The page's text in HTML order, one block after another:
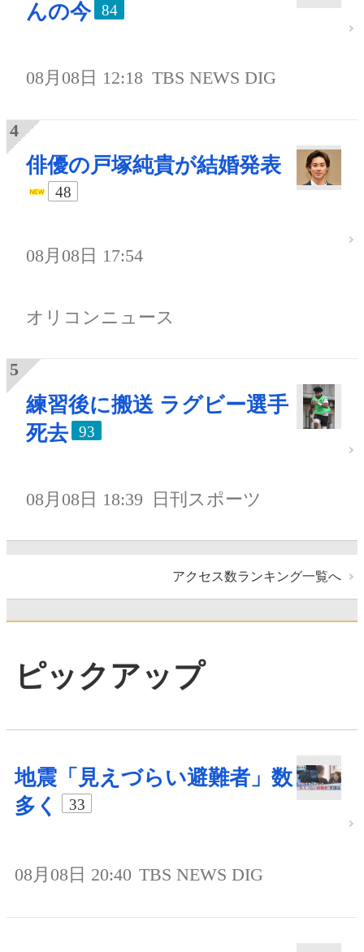
んの今 84
08月08日 12:18 TBS NEWS DIG
俳優の戸塚純貴が結婚発表
48
08月08日 17:54
オリコンニュース
練習後に搬送 ラグビー選手
死去
93
08月08日 18:39 日刊スポーツ
アクセス数ランキング一覧へ
ピックアップ
地震「見えづらい避難者」数
多く
33
08月08日 20:40 TBS NEWS DIG